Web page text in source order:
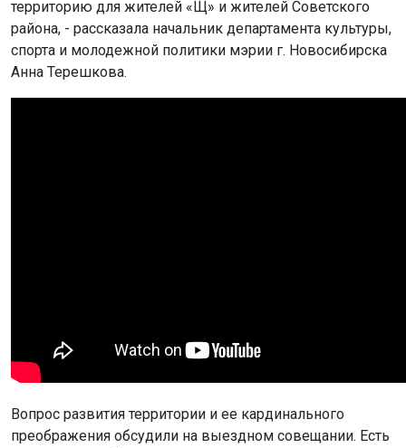
территорию для жителей «Щ» и жителей Советского
района, - рассказала начальник департамента культуры,
спорта и молодежной политики мэрии г. Новосибирска
Анна Терешкова.
Вопрос развития территории и ее кардинального
преображения обсудили на выездном совещании. Есть